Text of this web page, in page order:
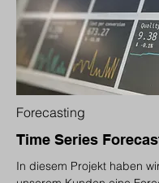
Forecasting
Time Series
In diesem Projekt haben